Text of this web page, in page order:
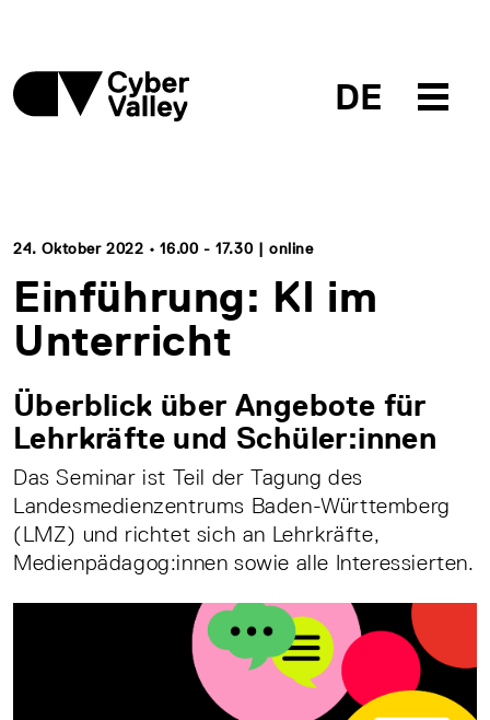
DE
24. Oktober 2022 • 16.00 - 17.30 | online
Einführung: KI im
Unterricht
Überblick über Angebote für
Lehrkräfte und Schüler:innen
Das Seminar ist Teil der Tagung des
Landesmedienzentrums Baden-Württemberg
(LMZ) und richtet sich an Lehrkräfte,
Medienpädagog:innen sowie alle Interessierten.